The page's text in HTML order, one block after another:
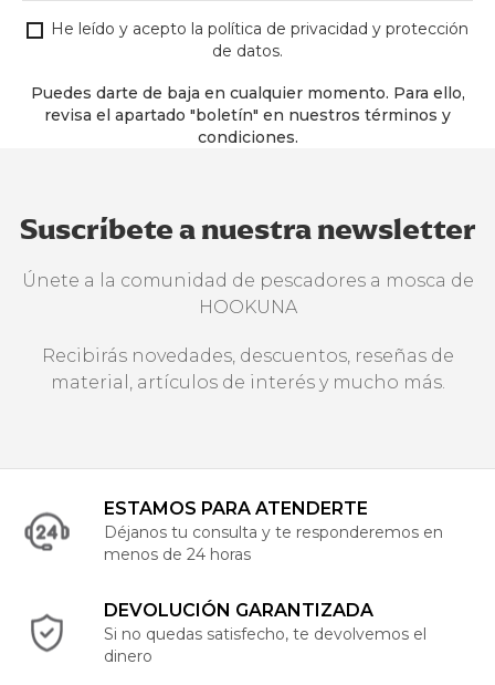
He leído y acepto la política de privacidad y protección
de datos.
Puedes darte de baja en cualquier momento. Para ello,
revisa el apartado "boletín" en nuestros términos y
condiciones.
Suscríbete a nuestra newsletter
Únete a la comunidad de pescadores a mosca de
HOOKUNA
Recibirás novedades, descuentos, reseñas de
material, artículos de interés y mucho más.
ESTAMOS PARA ATENDERTE
Déjanos tu consulta y te responderemos en
menos de 24 horas
DEVOLUCIÓN GARANTIZADA
Si no quedas satisfecho, te devolvemos el
dinero